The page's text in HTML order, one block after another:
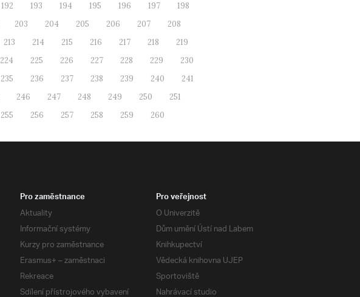
192 193 194 195 196 197
198
203 204 205 206 207
208
213 214 215 216 217 218
219
224 225 226 227 228 229
230
235 236 237 238 239 240
241
246 247 248 249 250
251
255 256 257 258 259 260
Pro zaměstnance
Aktuality
Informační systémy
Kurzy pro zaměstnance
Erasmus+ – zaměstnaci
Rekreace
Sdílení přístrojového vybavení
Pro veřejnost
O Univerzitě
Dům umění Ústí nad Labem
Knihkupectví
Vědecká knihovna UJEP
Sportoviště
Nahrávací studio